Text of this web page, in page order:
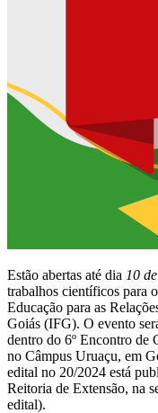
Estão abertas até dia 10
trabalhos científicos para
Educação para as
Goiás (IFG). O evento
dentro do 6º Encontro de
no Câmpus Uruaçu, em
edital no 20/2024 está
Reitoria de Extensão, na
edital).